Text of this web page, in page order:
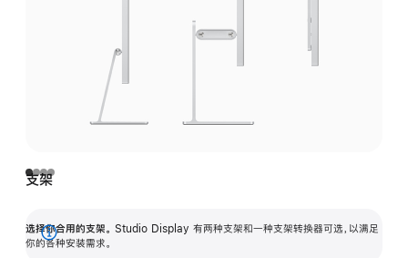
支架
选择你合用的支架。 Studio Display 有两种支架和一种支架转换器可选，以满足
你的各种安装需求。
展